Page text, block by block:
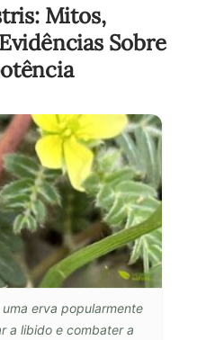
Mitos,
Sobre
erva popularmente
a libido e combater a